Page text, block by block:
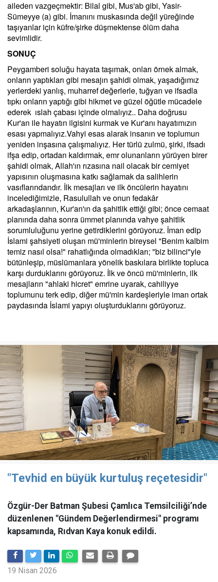
aileden vazgeçmektir: Bilal gibi, Mus'ab gibi, Yasir-
Sümeyye (a) gibi. İmanını muskasında değil yüreğinde
taşıyanlar için küfre/şirke düşmektense ölüm daha
sevimlidir.
SONUÇ
Peygamberi soluğu hayata taşımak, onları örnek almak,
onların yaptıkları gibi mesajın şahidi olmak, yaşadığımız
yerlerdeki yanlış, muharref değerlerle, tuğyan ve ifsadla
tıpkı onların yaptığı gibi hikmet ve güzel öğütle mücadele
ederek ıslah çabası içinde olmalıyız.. Daha doğrusu
Kur'an ile hayatın ilgisini kurmak ve Kur'anı hayatımızın
esası yapmalıyız.Vahyi esas alarak insanın ve toplumun
yeniden inşasına çalışmalıyız. Her türlü zulmü, şirki, ifsadı
ifşa edip, ortadan kaldırmak, emr olunanların yürüyen birer
şahidi olmak, Allah'ın rızasına nail olacak bir cemiyet
yapısının oluşmasına katkı sağlamak da salihlerin
vasıflarındandır. İlk mesajları ve ilk öncülerin hayatını
incelediğimizle, Rasulullah ve onun fedakâr
arkadaşlarının, Kur'an'ın da şahitlik ettiği gibi; önce cemaat
planında daha sonra ümmet planında vahye şahitlik
sorumluluğunu yerine getirdiklerini görüyoruz. İman edip
İslami şahsiyeti oluşan mü'minlerin bireysel "Benim kalbim
temiz nasıl olsa!" rahatlığında olmadıkları; "biz bilinci"yle
bütünleşip, müslümanlara yönelik baskılara birlikte topluca
karşı durduklarını görüyoruz. İlk ve öncü mü'minlerin, ilk
mesajların "ahlaki hicret" emrine uyarak, cahiliyye
toplumunu terk edip, diğer mü'min kardeşleriyle iman ortak
paydasında İslami yapıyı oluşturduklarını görüyoruz.
"Tevhid en büyük kurtuluş reçetesidir"
Özgür-Der Batman Şubesi Çamlıca Temsilciliği’nde
düzenlenen "Gündem Değerlendirmesi" programı
kapsamında, Rıdvan Kaya konuk edildi.
19 Nisan 2026